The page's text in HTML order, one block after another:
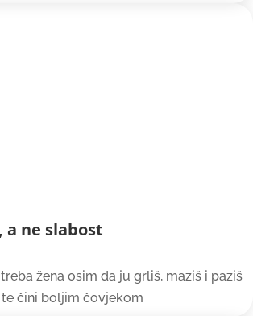
a ne slabost
žena osim da ju grliš, maziš i paziš
te čini boljim čovjekom